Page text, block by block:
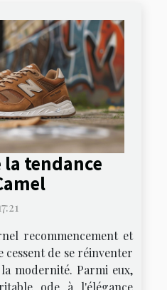
la tendance
recommencement et
cessent de se réinventer
modernité. Parmi eux,
ode à l'élégance